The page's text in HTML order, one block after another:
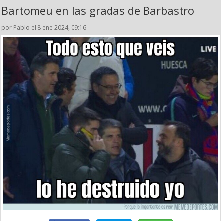
Bartomeu en las gradas de Barbastro
por Pablo el 8 ene 2024, 09:16